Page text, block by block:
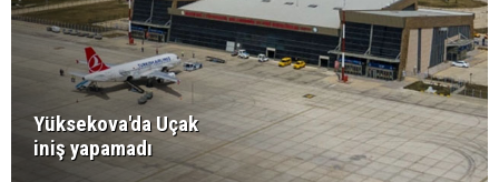
Yüksekova'da Uçak
iniş yapamadı